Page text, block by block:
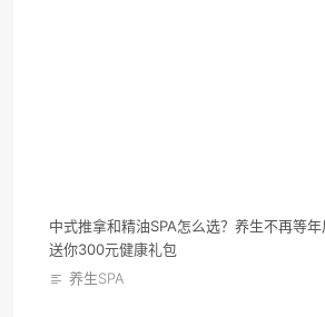
中式推拿和精油SPA怎么选？养生不再等
送你300元健康礼包
养生SPA